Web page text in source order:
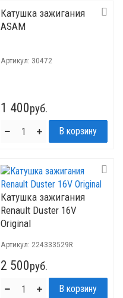
Катушка зажигания
ASAM
Артикул: 30472
1 400руб.
Катушка зажигания
Renault Duster 16V
Original
Артикул: 224333529R
2 500руб.